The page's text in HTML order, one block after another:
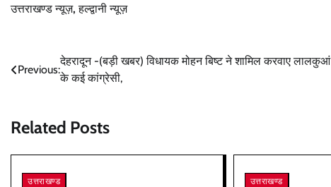
उत्तराखण्ड न्यूज़,हल्द्वानी न्यूज़
Post
navigation
Previous:
देहरादून -(बड़ी खबर) विधायक मोहन बिष्ट ने शामिल करवाए लालकुआं
के कई कांग्रेसी,
Related Posts
उत्तराखण्ड उत्तराखण्ड